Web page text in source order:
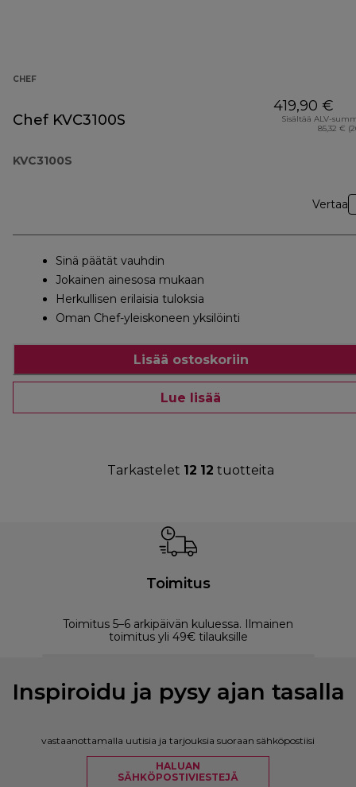
CHEF
Chef KVC3100S
KVC3100S
419,90 €
Sisältää ALV-
85,32 €
Vertaa
Sinä päätät vauhdin
Jokainen ainesosa mukaan
Herkullisen erilaisia tuloksia
Oman Chef-yleiskoneen yksilöinti
Lisää ostoskoriin
Lue lisää
Tarkastelet 12 12 tuotteita
Toimitus
Toimitus 5–6 arkipäivän kuluessa. Ilmainen
toimitus yli 49€ tilauksille
Inspiroidu ja pysy ajan tasalla
vastaanottamalla uutisia ja tarjouksia suoraan sähköpostiisi
HALUAN
SÄHKÖPOSTIVIESTEJÄ